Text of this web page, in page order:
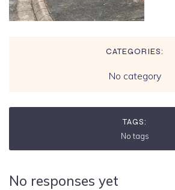
CATEGORIES:
No category
TAGS:
No tags
No responses yet